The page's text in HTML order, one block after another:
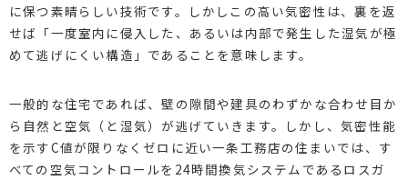
に保つ素晴らしい技術です。しかしこの高い気密性は、裏を返
せば「一度室内に侵入した、あるいは内部で発生した湿気が極
めて逃げにくい構造」であることを意味します。
一般的な住宅であれば、壁の隙間や建具のわずかな合わせ目か
ら自然と空気（と湿気）が逃げていきます。しかし、気密性能
を示すC値が限りなくゼロに近い一条工務店の住まいでは、す
べての空気コントロールを24時間換気システムであるロスガ